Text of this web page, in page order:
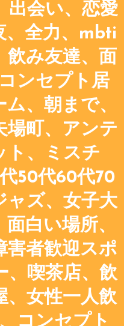
出会い、恋愛
、全力、mbti
み友達、面
ンセプト居
、朝まで、
場町、アンテ
ト、ミスチ
50代60代70
ャズ、女子大
白い場所、
害者歓迎スポ
、喫茶店、飲
、女性一人飲